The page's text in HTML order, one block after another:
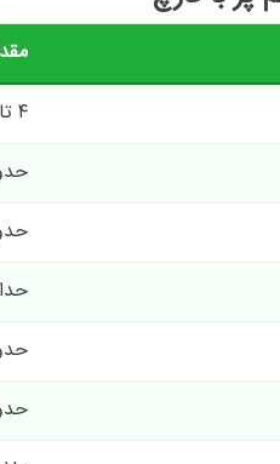
۴ تا ۶ نفر
حدود ۱٫۵
حدود
حدود ۹۵ تا
حدود ۲ تا